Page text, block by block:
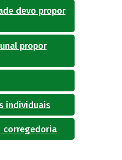
devo propor
propor
individuais
corregedoria